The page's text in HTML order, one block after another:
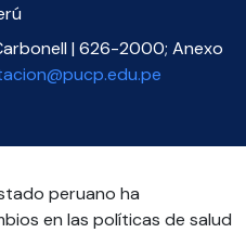
| 626-2000; Anexo
peruano ha
en las políticas de salud